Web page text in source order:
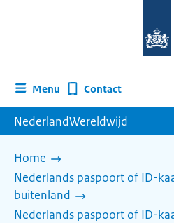
homepage
Menu Contact
NederlandWereldwijd
Home
Nederlands paspoort of ID-
buitenland
Nederlands paspoort of ID-